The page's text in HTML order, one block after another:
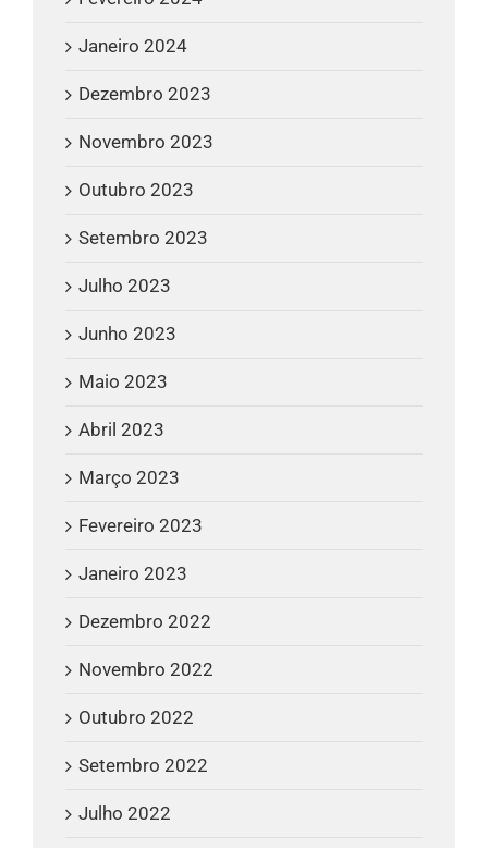
Janeiro 2024
Dezembro 2023
Novembro 2023
Outubro 2023
Setembro 2023
Julho 2023
Junho 2023
Maio 2023
Abril 2023
Março 2023
Fevereiro 2023
Janeiro 2023
Dezembro 2022
Novembro 2022
Outubro 2022
Setembro 2022
Julho 2022